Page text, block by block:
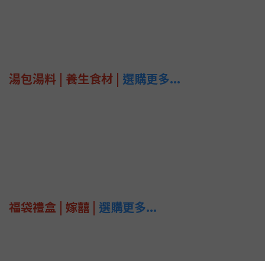
湯包湯料 | 養生食材 | 選購更多...
福袋禮盒 | 嫁囍 | 選購更多...